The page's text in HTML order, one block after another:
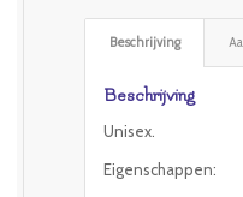
Beschrijving
Beschrijving
Unisex.
Eigenschappen: